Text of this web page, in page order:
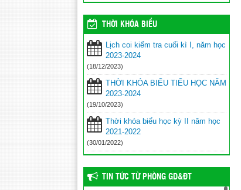
THỜI KHÓA BIỂU
Lịch coi kiểm tra cuối kì I, năm học
2023-2024
(18/12/2023)
THỜI KHÓA BIỂU TIỂU HỌC NĂM
2023-2024
(19/10/2023)
Thời khóa biểu học kỳ II năm học
2021-2022
(30/01/2022)
TIN TỨC TỪ PHÒNG GD&ĐT